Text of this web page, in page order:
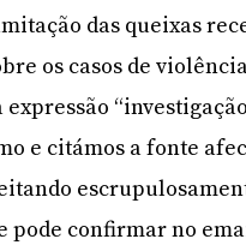
das queixas
os casos de
e citámos a fonte
pode confirmar no